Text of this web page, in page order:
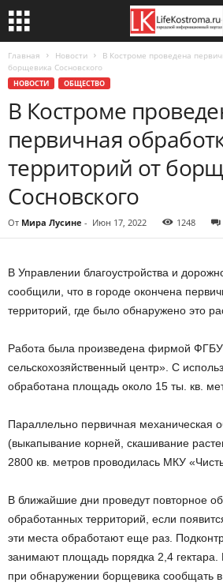
Главная Новости
В Костроме проведена
борщевика Сосновского
НОВОСТИ ОБЩЕСТВО
В Костроме
первичная
территорий от
Сосновского
От Мира Лусине - Июн 17, 2022 1248
В Управлении благоустройства и
сообщили, что в городе окончена
территорий, где было обнаружено это
Работа была произведена фирмой ФГБУ
сельскохозяйственный центр». С
обработана площадь около 15 ты. кв.
Параллельно первичная механическая
(выкапывание корней, скашивание
2800 кв. метров проводилась МКУ
В ближайшие дни проведут повторное
обработанных территорий, если
эти места обработают еще раз.
занимают площадь порядка 2,4 гектара.
при обнаружении борщевика сообщать